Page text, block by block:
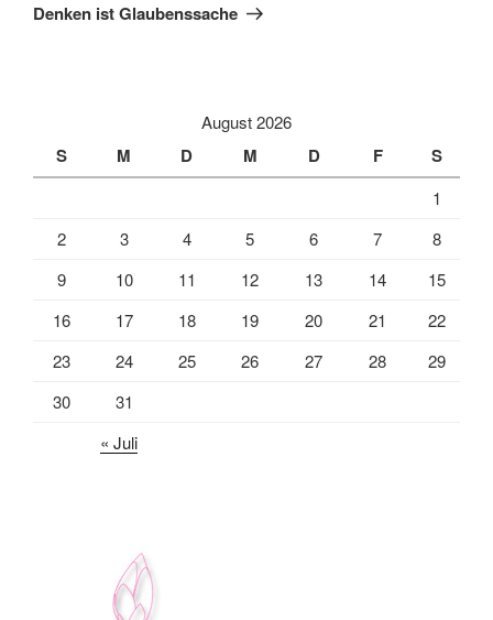
Beitrag
Denken ist Glaubenssache
August 2026
S M D M D F S
1
2
3 4 5 6 7
8
9
10 11 12 13 14
15
16
17 18 19 20 21
22
23
24 25 26 27 28
29
30
31
« Juli